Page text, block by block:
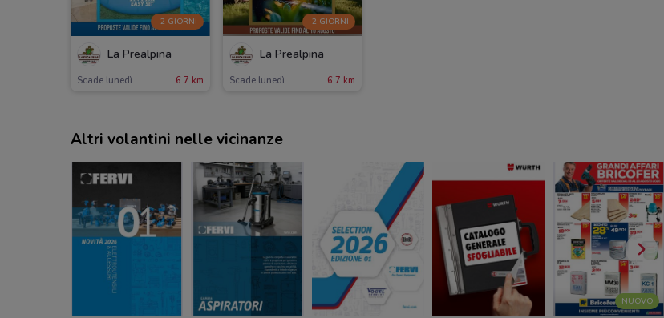
-2 GIORNI
La Prealpina
Scade lunedì 6.7 km
-2 GIORNI
La Prealpina
Scade lunedì 6.7 km
Altri volantini nelle vicinanze
NUOVO